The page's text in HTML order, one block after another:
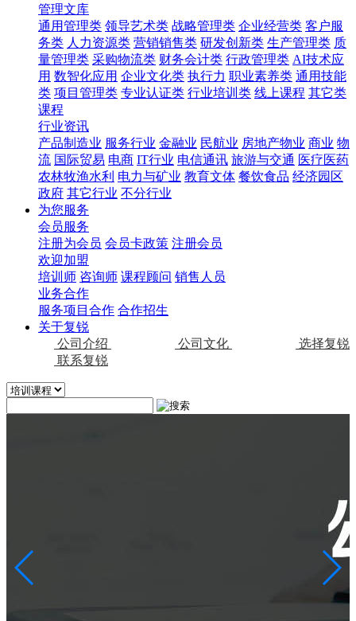
管理文库
通用管理类 领导艺术类 战略管理类 企业经营类 客户服
务类 人力资源类 营销销售类 研发创新类 生产管理类 质
量管理类 采购物流类 财务会计类 行政管理类 AI技术应
用 数智化应用 企业文化类 执行力 职业素养类 通用技能
类 项目管理类 专业认证类 行业培训类 线上课程 其它类
课程
行业资讯
产品制造业 服务行业 金融业 民航业 房地产物业 商业 物
流 国际贸易 电商 IT行业 电信通讯 旅游与交通 医疗医药
农林牧渔水利 电力与矿业 教育文体 餐饮食品 经济园区
政府 其它行业 不分行业
为您服务
会员服务
注册为会员 会员卡政策 注册会员
欢迎加盟
培训师 咨询师 课程顾问 销售人员
业务合作
服务项目合作 合作招生
关于复锐
公司介绍
公司文化
选择复锐
联系复锐